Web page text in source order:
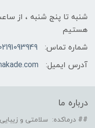
هستیم
شماره تماس:
آدرس ایمیل:
درباره ما
## درماکده: سلامتی و